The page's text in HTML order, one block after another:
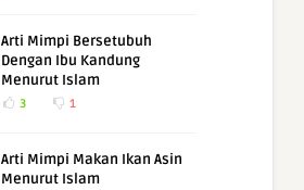
Arti Mimpi Bersetubuh
Dengan Ibu Kandung
Menurut Islam
3 1
Arti Mimpi Makan Ikan Asin
Menurut Islam